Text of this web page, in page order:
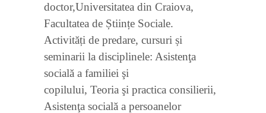
doctor,Universitatea din Craiova,
Facultatea de Științe Sociale.
Activități de predare, cursuri și
seminarii la disciplinele: Asistenţa
socială a familiei şi
copilului, Teoria şi practica consilierii,
Asistenţa socială a persoanelor